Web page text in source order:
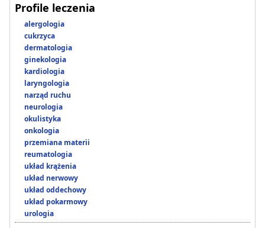
Profile leczenia
alergologia
cukrzyca
dermatologia
ginekologia
kardiologia
laryngologia
narząd ruchu
neurologia
okulistyka
onkologia
przemiana materii
reumatologia
układ krążenia
układ nerwowy
układ oddechowy
układ pokarmowy
urologia